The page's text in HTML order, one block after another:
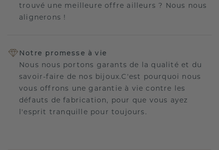
trouvé une meilleure offre ailleurs ? Nous nous
alignerons !
Notre promesse à vie
Nous nous portons garants de la qualité et du
savoir-faire de nos bijoux.C'est pourquoi nous
vous offrons une garantie à vie contre les
défauts de fabrication, pour que vous ayez
l'esprit tranquille pour toujours.